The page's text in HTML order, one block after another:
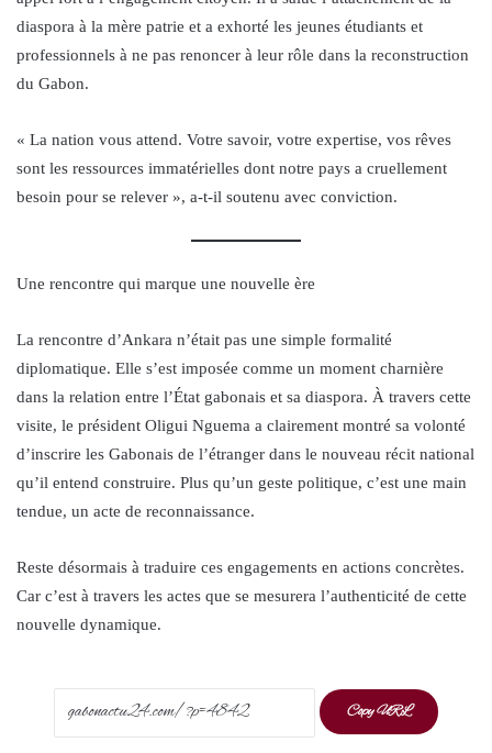
diaspora à la mère patrie et a exhorté les jeunes étudiants et
professionnels à ne pas renoncer à leur rôle dans la reconstruction
du Gabon.
« La nation vous attend. Votre savoir, votre expertise, vos rêves
sont les ressources immatérielles dont notre pays a cruellement
besoin pour se relever », a-t-il soutenu avec conviction.
Une rencontre qui marque une nouvelle ère
La rencontre d’Ankara n’était pas une simple formalité
diplomatique. Elle s’est imposée comme un moment charnière
dans la relation entre l’État gabonais et sa diaspora. À travers cette
visite, le président Oligui Nguema a clairement montré sa volonté
d’inscrire les Gabonais de l’étranger dans le nouveau récit national
qu’il entend construire. Plus qu’un geste politique, c’est une main
tendue, un acte de reconnaissance.
Reste désormais à traduire ces engagements en actions concrètes.
Car c’est à travers les actes que se mesurera l’authenticité de cette
nouvelle dynamique.
Copy URL